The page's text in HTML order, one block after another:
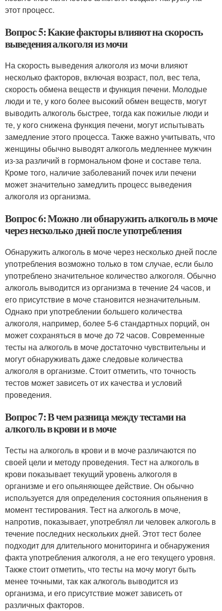
этот процесс.
Вопрос 5: Какие факторы влияют на скорость
выведения алкоголя из мочи
На скорость выведения алкоголя из мочи влияют
несколько факторов, включая возраст, пол, вес тела,
скорость обмена веществ и функция печени. Молодые
люди и те, у кого более высокий обмен веществ, могут
выводить алкоголь быстрее, тогда как пожилые люди и
те, у кого снижена функция печени, могут испытывать
замедление этого процесса. Также важно учитывать, что
женщины обычно выводят алкоголь медленнее мужчин
из-за различий в гормональном фоне и составе тела.
Кроме того, наличие заболеваний почек или печени
может значительно замедлить процесс выведения
алкоголя из организма.
Вопрос 6: Можно ли обнаружить алкоголь в моче
через несколько дней после употребления
Обнаружить алкоголь в моче через несколько дней после
употребления возможно только в том случае, если было
употреблено значительное количество алкоголя. Обычно
алкоголь выводится из организма в течение 24 часов, и
его присутствие в моче становится незначительным.
Однако при употреблении большего количества
алкоголя, например, более 5-6 стандартных порций, он
может сохраняться в моче до 72 часов. Современные
тесты на алкоголь в моче достаточно чувствительны и
могут обнаруживать даже следовые количества
алкоголя в организме. Стоит отметить, что точность
тестов может зависеть от их качества и условий
проведения.
Вопрос 7: В чем разница между тестами на
алкоголь в крови и в моче
Тесты на алкоголь в крови и в моче различаются по
своей цели и методу проведения. Тест на алкоголь в
крови показывает текущий уровень алкоголя в
организме и его опьяняющее действие. Он обычно
используется для определения состояния опьянения в
момент тестирования. Тест на алкоголь в моче,
напротив, показывает, употреблял ли человек алкоголь в
течение последних нескольких дней. Этот тест более
подходит для длительного мониторинга и обнаружения
факта употребления алкоголя, а не его текущего уровня.
Также стоит отметить, что тесты на мочу могут быть
менее точными, так как алкоголь выводится из
организма, и его присутствие может зависеть от
различных факторов.